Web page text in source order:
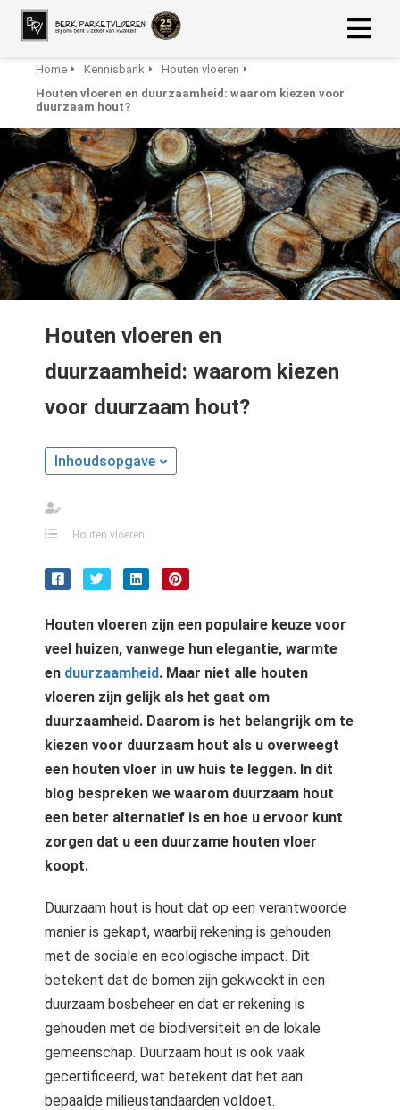
Home Kennisbank
Houten vloeren
Houten vloeren en duurzaamheid: waarom kiezen voor
duurzaam hout?
Houten vloeren en
duurzaamheid: waarom kiezen
voor duurzaam hout?
Inhoudsopgave
Houten vloeren
Houten vloeren zijn een populaire keuze voor
veel huizen, vanwege hun elegantie, warmte
en duurzaamheid. Maar niet alle houten
vloeren zijn gelijk als het gaat om
duurzaamheid. Daarom is het belangrijk om te
kiezen voor duurzaam hout als u overweegt
een houten vloer in uw huis te leggen. In dit
blog bespreken we waarom duurzaam hout
een beter alternatief is en hoe u ervoor kunt
zorgen dat u een duurzame houten vloer
koopt.
Duurzaam hout is hout dat op een verantwoorde
manier is gekapt, waarbij rekening is gehouden
met de sociale en ecologische impact. Dit
betekent dat de bomen zijn gekweekt in een
duurzaam bosbeheer en dat er rekening is
gehouden met de biodiversiteit en de lokale
gemeenschap. Duurzaam hout is ook vaak
gecertificeerd, wat betekent dat het aan
bepaalde milieustandaarden voldoet.
Policy
zijn
om
te
gebruikt
kan de
worden
over
gebruikt
te
Hierdoor
website-
van